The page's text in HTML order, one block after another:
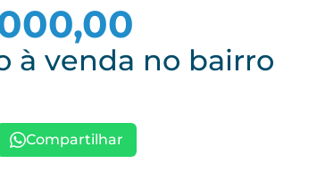
à venda no bairro
Compartilhar